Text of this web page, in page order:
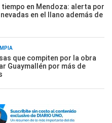
en Mendoza: alerta por
en el llano además de
que compiten por la obra
Guaymallén por más de